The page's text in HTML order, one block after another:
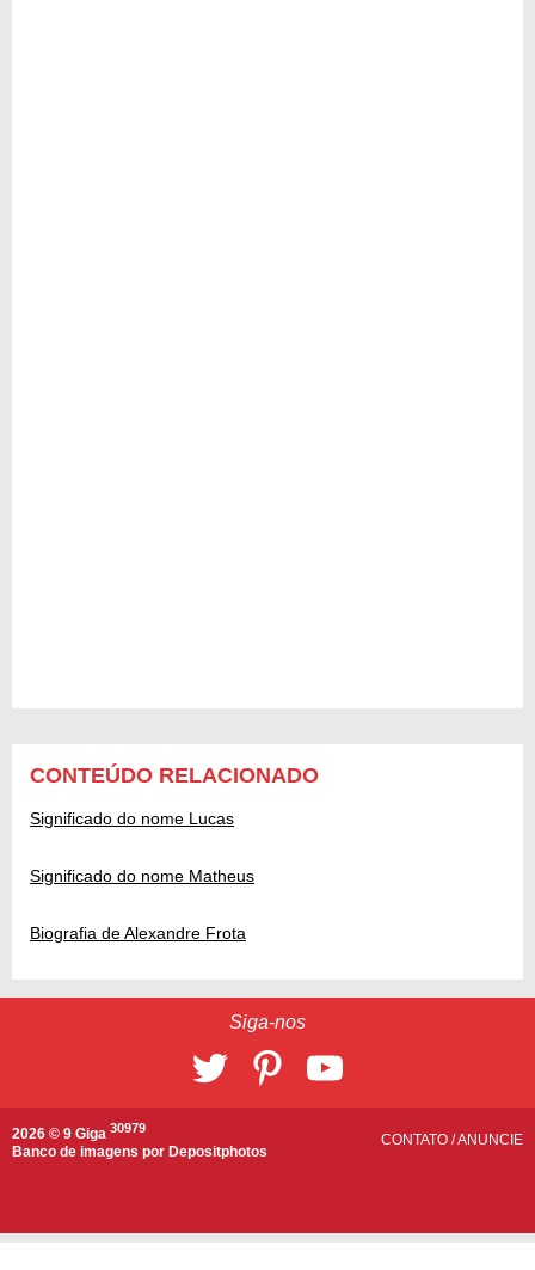
CONTEÚDO RELACIONADO
Significado do nome Lucas
Significado do nome Matheus
Biografia de Alexandre Frota
Siga-nos
2026 © 9 Giga 30979
Banco de imagens por Depositphotos
CONTATO /ANUNCIE